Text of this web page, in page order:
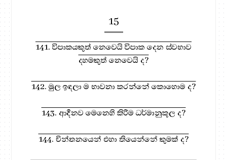
15
141. විපාකයකුත් නෙවෙයි විපාක දෙන ස්වභාව
දහමකුත් නෙවෙයි ද?
142. මුල ඉඳලා ම භාවනා කරන්නේ කොහොම ද?
143. ආදීනව මෙනෙහි කිරීම ධර්මානුකූල ද?
144. චින්තනයෙන් එහා තියෙන්නේ කුමක් ද?